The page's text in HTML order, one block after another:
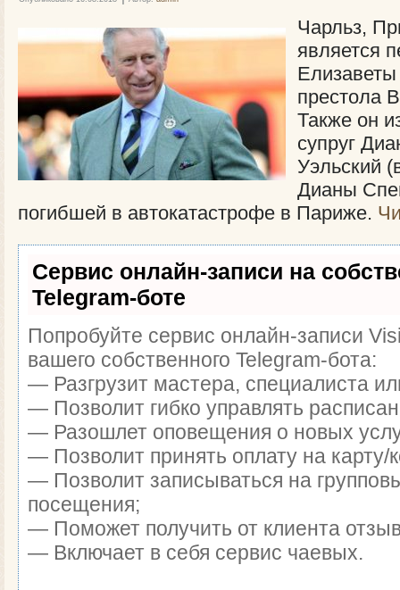
Чарльз,
является
престола
Также он
супруг
Уэльский
Дианы
погибшей в автокатастрофе в Париже.
Сервис онлайн-записи на
Telegram-боте
Попробуйте сервис онлайн-записи
вашего собственного Telegram-бота:
— Разгрузит мастера, специалиста
— Позволит гибко управлять
— Разошлет оповещения о новых
— Позволит принять оплату на карту/
— Позволит записываться на
посещения;
— Поможет получить от клиента
— Включает в себя сервис чаевых.